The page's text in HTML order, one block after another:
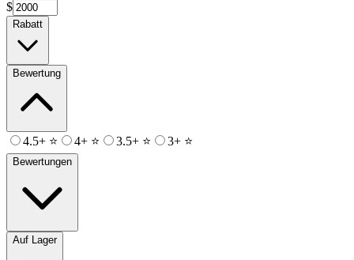
$
Rabatt
Bewertung
4.5+ ⭐ 4+ ⭐ 3.5+ ⭐ 3+ ⭐
Bewertungen
Auf Lager